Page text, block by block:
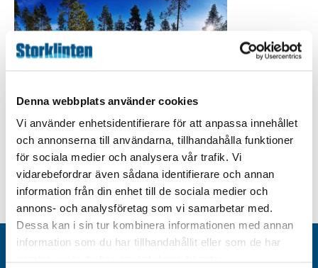
Denna webbplats använder cookies
Vi använder enhetsidentifierare för att anpassa innehållet
och annonserna till användarna, tillhandahålla funktioner
för sociala medier och analysera vår trafik. Vi
vidarebefordrar även sådana identifierare och annan
information från din enhet till de sociala medier och
annons- och analysföretag som vi samarbetar med.
Dessa kan i sin tur kombinera informationen med annan
information som du har tillhandahållit eller som de har